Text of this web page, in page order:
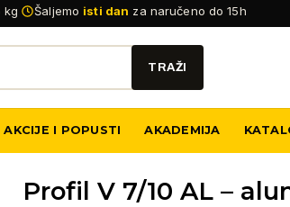
kg Šaljemo isti dan za naručeno do 15h
AKCIJE I POPUSTI AKADEMIJA
Profil V 7/10 AL –